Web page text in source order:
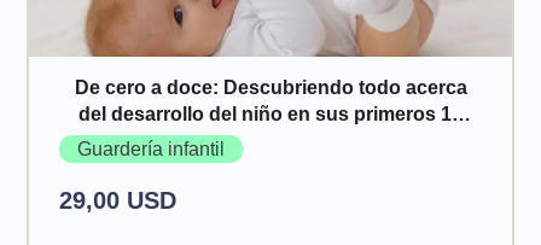
De cero a doce: Descubriendo todo acerca
del desarrollo del niño en sus primeros 12
meses de vida
Guardería infantil
29,00 USD